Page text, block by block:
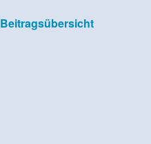
Beitragsübersicht